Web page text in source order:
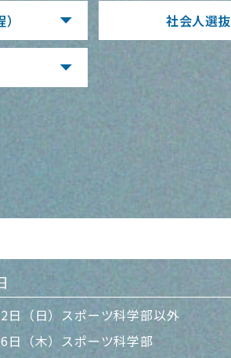
社会人選抜
日（日）スポーツ科学部以外
日（木）スポーツ科学部